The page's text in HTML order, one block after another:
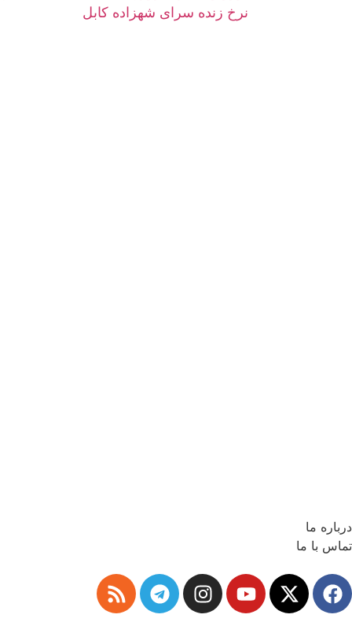
نرخ زنده سرای شهزاده کابل
درباره ما
تماس با ما